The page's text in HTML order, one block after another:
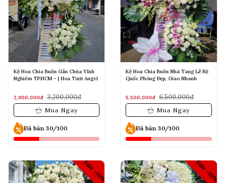
Kệ Hoa Chia Buồn Gần Chùa Vĩnh
Nghiêm TP.HCM - | Hoa Tươi Angel
2,900,000đ 3,200,000đ
Mua Ngay
Đã bán 30/100
Kệ Hoa Chia Buồn Nhà Tang Lễ Bộ
Quốc Phòng Đẹp, Giao Nhanh
5,500,000đ 6,500,000đ
Mua Ngay
Đã bán 30/100
Sale -10% Sale -10%